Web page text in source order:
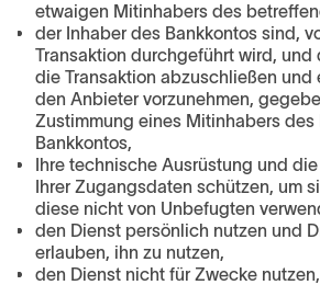
etwaigen Mitinhabers des
der Inhaber des Bankkontos sind,
Transaktion durchgeführt wird, und
die Transaktion abzuschließen und
den Anbieter vorzunehmen,
Zustimmung eines Mitinhabers
Bankkontos,
Ihre technische Ausrüstung und
Ihrer Zugangsdaten schützen, um
diese nicht von Unbefugten
den Dienst persönlich nutzen und
erlauben, ihn zu nutzen,
den Dienst nicht für Zwecke